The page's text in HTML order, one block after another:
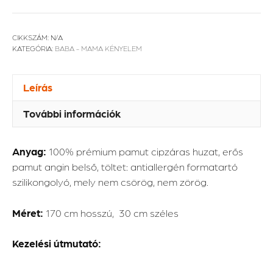
párna
CIKKSZÁM: N/A
KATEGÓRIA: BABA - MAMA KÉNYELEM
Leírás
További információk
Anyag: 100% prémium pamut cipzáras huzat, erős
pamut angin belső, töltet: antiallergén formatartó
szilikongolyó, mely nem csörög, nem zörög.
Méret: 170 cm hosszú, 30 cm széles
Kezelési útmutató: